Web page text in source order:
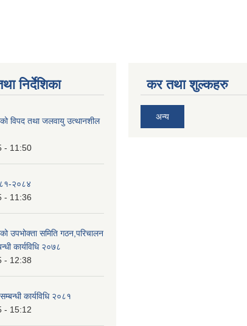
निर्देशिका
विपद तथा जलवायु उत्थानशील
- 11:50
२०८४
- 11:36
उपभोक्ता समिति गठन,परिचालन
कार्यविधि २०७८
- 12:38
कार्यविधि २०८१
- 15:12
कर तथा शुल्कहरु
अन्य